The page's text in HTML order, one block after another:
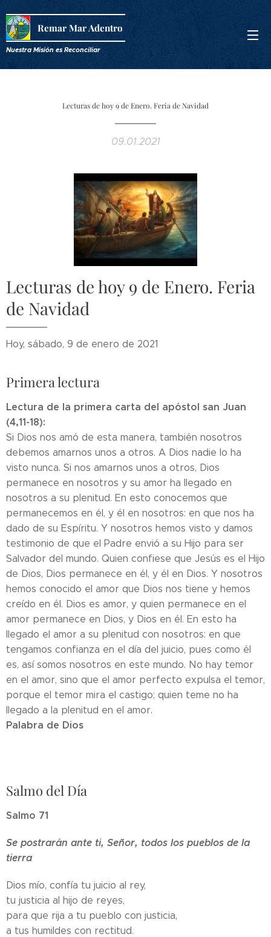
Remar Mar Adentro
Nuestra Misión es Reconciliar
Lecturas de hoy 9 de Enero. Feria de Navidad
09.01.2021
Lecturas de hoy 9 de Enero. Feria
de Navidad
Hoy, sábado, 9 de enero de 2021
Primera lectura
Lectura de la primera carta del apóstol san Juan
(4,11-18):
Si Dios nos amó de esta manera, también nosotros
debemos amarnos unos a otros. A Dios nadie lo ha
visto nunca. Si nos amarnos unos a otros, Dios
permanece en nosotros y su amor ha llegado en
nosotros a su plenitud. En esto conocemos que
permanecemos en él, y él en nosotros: en que nos ha
dado de su Espíritu. Y nosotros hemos visto y damos
testimonio de que el Padre envió a su Hijo para ser
Salvador del mundo. Quien confiese que Jesús es el Hijo
de Dios, Dios permanece en él, y él en Dios. Y nosotros
hemos conocido el amor que Dios nos tiene y hemos
creído en él. Dios es amor, y quien permanece en el
amor permanece en Dios, y Dios en él. En esto ha
llegado el amor a su plenitud con nosotros: en que
tengamos confianza en el día del juicio, pues como él
es, así somos nosotros en este mundo. No hay temor
en el amor, sino que el amor perfecto expulsa el temor,
porque el temor mira el castigo; quien teme no ha
llegado a la plenitud en el amor.
Palabra de Dios
Salmo del Día
Salmo 71
Se postrarán ante ti, Señor, todos los pueblos de la
tierra
Dios mío, confía tu juicio al rey,
tu justicia al hijo de reyes,
para que rija a tu pueblo con justicia,
a tus humildes con rectitud.